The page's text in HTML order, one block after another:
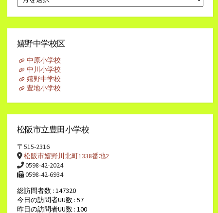
別
イ
嬉野中学校区
中原小学校
中川小学校
嬉野中学校
豊地小学校
松阪市立豊田小学校
〒515-2316
松阪市嬉野川北町1338番地2
0598-42-2024
0598-42-6934
総訪問者数 : 147320
今日の訪問者UU数 : 57
昨日の訪問者UU数 : 100